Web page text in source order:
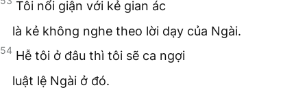
Tôi nổi giận với kẻ gian ác
là kẻ không nghe theo lời dạy của Ngài.
54 Hễ tôi ở đâu thì tôi sẽ ca ngợi
luật lệ Ngài ở đó.